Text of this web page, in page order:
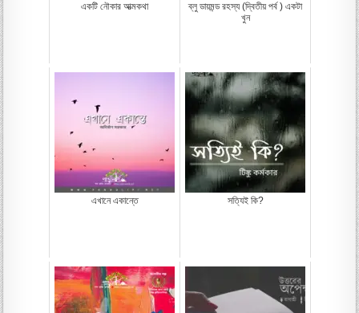
একটি নৌকার আত্মকথা
ব্লু ডায়মন্ড রহস্য (দ্বিতীয় পর্ব ) একটা
খুন
এখানে একান্তে সত্যিই কি?